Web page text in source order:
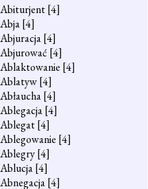
Abiturjent[4]
Abja[4]
Abjuracja[4]
Abjurować [4]
Ablaktowanie [4]
Ablatyw[4]
Abłaucha[4]
Ablegacja[4]
Ablegat[4]
Ablegowanie [4]
Ablegry[4]
Ablucja[4]
Abnegacja[4]